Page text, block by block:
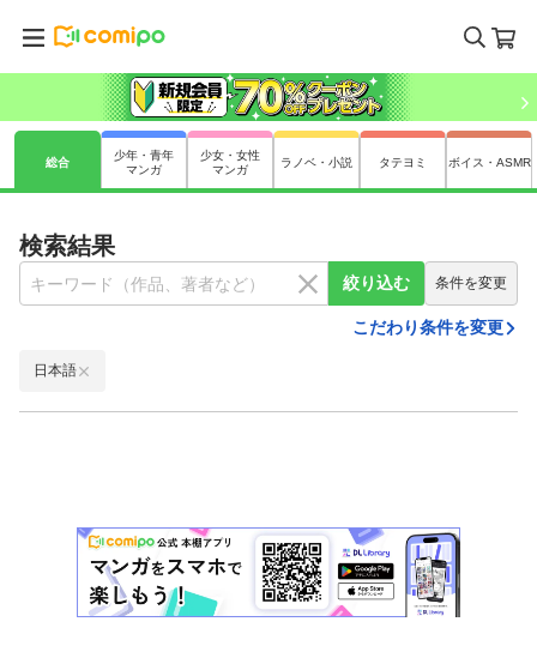
総合
少年・青年
マンガ
少女・女性
マンガ
ラノベ・小説 タテヨミ ボイス・ASMR
検索結果
絞り込む 条件を変更
こだわり条件を変更
日本語